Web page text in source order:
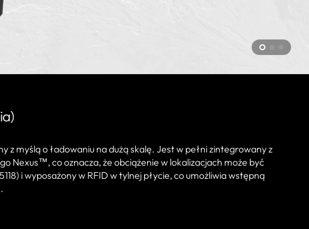
myślą o ładowaniu na dużą skalę. Jest w pełni zintegrowany z
Nexus™, co oznacza, że obciążenie w lokalizacjach może być
i wyposażony w RFID w tylnej płycie, co umożliwia wstępną